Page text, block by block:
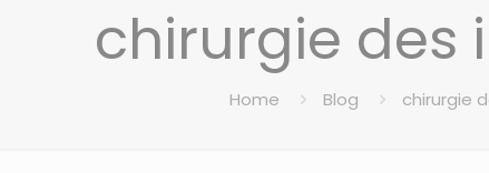
chirurgie des
Home Blog chirurgie